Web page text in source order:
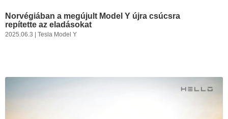
Norvégiában a megújult Model Y újra csúcsra
repítette az eladásokat
2025.06.3 |Tesla Model Y